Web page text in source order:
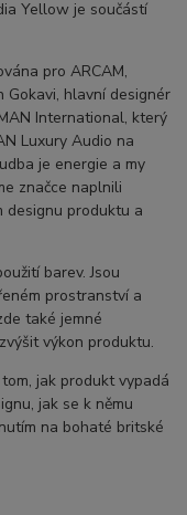
Yellow je součástí
pro ARCAM,
Gokavi, hlavní designér
International, který
Luxury Audio na
je energie a my
značce naplnili
designu produktu a
barev. Jsou
prostranství a
také jemné
výkon produktu.
jak produkt vypadá
jak se k němu
na bohaté britské